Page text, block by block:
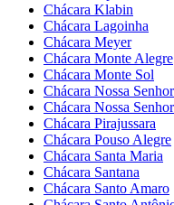
Chácara Klabin
Chácara Lagoinha
Chácara Meyer
Chácara Monte Alegre
Chácara Monte Sol
Chácara Nossa
Chácara Nossa
Chácara Pirajussara
Chácara Pouso Alegre
Chácara Santa Maria
Chácara Santana
Chácara Santo Amaro